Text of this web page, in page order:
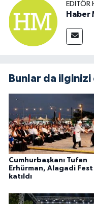
EDITÖR
Haber
Bunlar da
Cumhurbaşkanı Tufan
Erhürman, Alagadi
katıldı